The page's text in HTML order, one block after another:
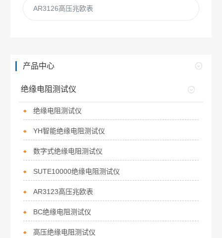
AR3126高压兆欧表
产品中心
绝缘电阻测试仪
绝缘电阻测试仪
YH智能绝缘电阻测试仪
数字式绝缘电阻测试仪
SUTE10000绝缘电阻测试仪
AR3123高压兆欧表
BC绝缘电阻测试仪
高压绝缘电阻测试仪